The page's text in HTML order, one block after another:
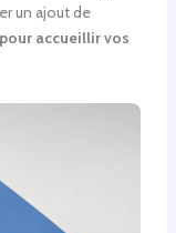
un ajout de
accueillir vos